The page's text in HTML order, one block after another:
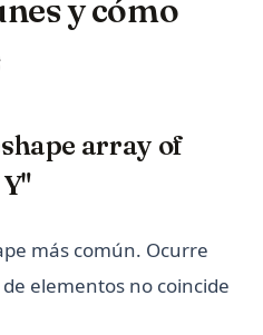
y cómo
array of
más común. Ocurre
elementos no coincide